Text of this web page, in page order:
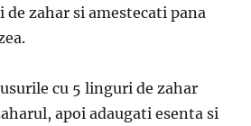
zahar si amestecati pana
cu 5 linguri de zahar
apoi adaugati esenta si